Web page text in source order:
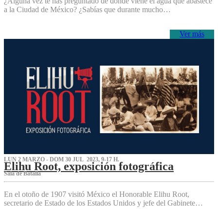
a la Ciudad de México? ¿Sabías que durante mucho…
Ver más
LUN 2 MARZO - DOM 30 JUL 2023, 9-17 H.
Elihu Root, exposición fotográfica
Sala de Batalla
En el otoño de 1907 visitó México el Honorable Elihu Root,
secretario de Estado de los Estados Unidos y jefe del Gabinete…